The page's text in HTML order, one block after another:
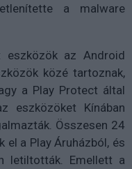
a malware
az Android
közé tartoznak,
a Play Protect által
eszközöket Kínában
Összesen 24
a Play Áruházból, és
letiltották. Emellett a